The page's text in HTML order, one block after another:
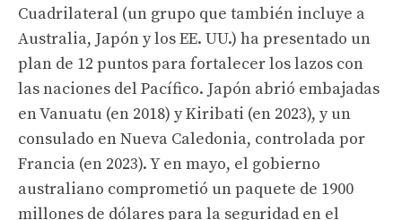
Cuadrilateral (un grupo que también incluye a
Australia, Japón y los EE. UU.) ha presentado un
plan de 12 puntos para fortalecer los lazos con
las naciones del Pacífico. Japón abrió embajadas
en Vanuatu (en 2018) y Kiribati (en 2023), y un
consulado en Nueva Caledonia, controlada por
Francia (en 2023). Y en mayo, el gobierno
australiano comprometió un paquete de 1900
millones de dólares para la seguridad en el